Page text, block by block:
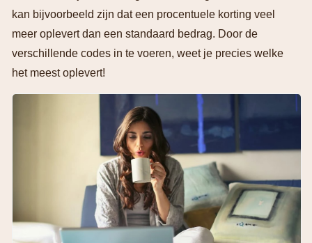
kan bijvoorbeeld zijn dat een procentuele korting veel
meer oplevert dan een standaard bedrag. Door de
verschillende codes in te voeren, weet je precies welke
het meest oplevert!